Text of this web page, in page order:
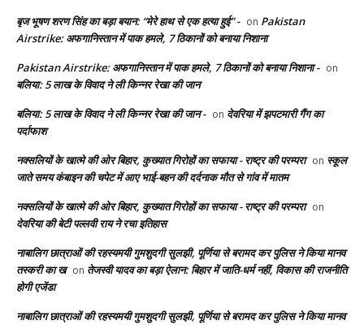
बृज भूषण शरण सिंह का बड़ा बयान: “मेरे हाथ से एक हत्या हुई” - on Pakistan
Airstrike: अफगानिस्तान में पाक हमले, 7 ठिकानों को बनाया निशाना
Pakistan Airstrike: अफगानिस्तान में पाक हमले, 7 ठिकानों को बनाया निशाना - on
बलिया: 5 लाख के विवाद ने ली किन्नर रेखा की जान
बलिया: 5 लाख के विवाद ने ली किन्नर रेखा की जान - on देवरिया में झपटमारी गैंग का
पर्दाफाश
नक्सलियों के खात्मे की ओर बिहार, कुख्यात गिरोहों का सफाया - राष्ट्र की परम्परा on स्कूल
जाते समय कंबाइन की चपेट में आए भाई-बहन की दर्दनाक मौत से गांव में मातम
नक्सलियों के खात्मे की ओर बिहार, कुख्यात गिरोहों का सफाया - राष्ट्र की परम्परा on
देवरिया की बेटी पल्लवी राय ने रचा इतिहास
नाबालिग छात्राओं की रहस्यमयी गुमशुदगी सुलझी, पूर्णिया से बरामद कर पुलिस ने किया मानव
तस्करी का ख on तेजस्वी यादव का बड़ा ऐलान: बिहार में जाति-धर्म नहीं, विकास की राजनीति
होगी एजेंडा
नाबालिग छात्राओं की रहस्यमयी गुमशुदगी सुलझी, पूर्णिया से बरामद कर पुलिस ने किया मानव